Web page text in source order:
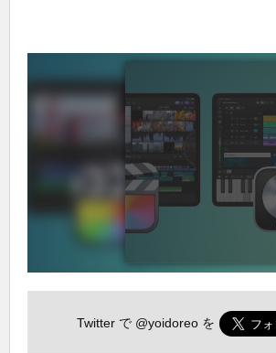
Twitter で @yoidoreo を